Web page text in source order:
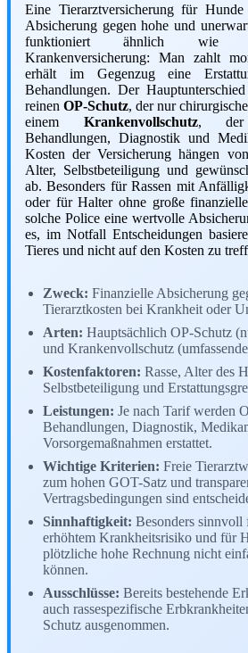
Eine Tierarztversicherung für
Absicherung gegen hohe und
funktioniert ähnlich wie
Krankenversicherung: Man zahlt
erhält im Gegenzug eine
Behandlungen. Der
reinen OP-Schutz, der nur
einem Krankenvollschutz, der
Behandlungen, Diagnostik und
Kosten der Versicherung hängen
Alter, Selbstbeteiligung und
ab. Besonders für Rassen mit
oder für Halter ohne große
solche Police eine wertvolle
es, im Notfall Entscheidungen
Tieres und nicht auf den Kosten zu
Zweck: Finanzielle Absicherung
Tierarztkosten bei Krankheit oder
Arten: Hauptsächlich OP-Schutz
und Krankenvollschutz
Kostenfaktoren: Rasse, Alter des
Selbstbeteiligung und
Leistungen: Je nach Tarif werden
Behandlungen, Diagnostik,
Vorsorgemaßnahmen erstattet.
Wichtige Kriterien: Freie
zum hohen GOT-Satz und
Vertragsbedingungen sind
Sinnhaftigkeit: Besonders
erhöhtem Krankheitsrisiko und für
plötzliche hohe Rechnung nicht
können.
Ausschlüsse: Bereits bestehende
auch rassespezifische
Schutz ausgenommen.